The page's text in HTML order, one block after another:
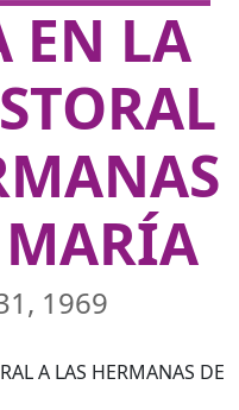
EN LA
MARÍA
1969